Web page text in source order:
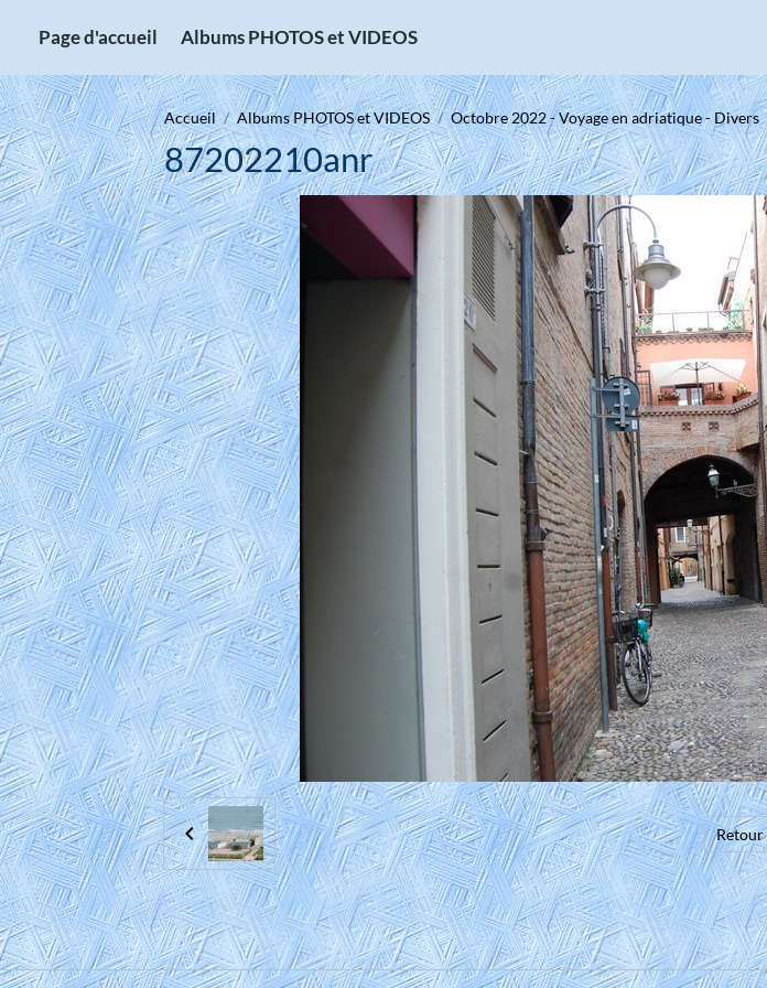
Page d'accueil Albums PHOTOS et VIDEOS
Accueil Albums PHOTOS et VIDEOS Octobre 2022 - Voyage en adriatique - Divers
87202210anr
Retour